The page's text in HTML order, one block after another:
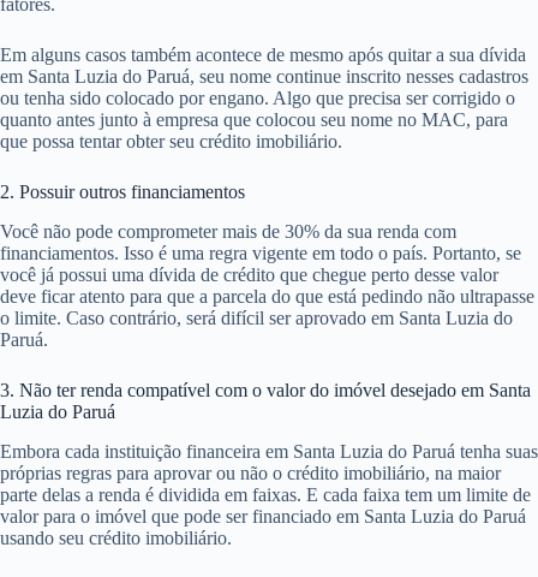
fatores.
Em alguns casos também acontece de mesmo após quitar a sua dívida
em Santa Luzia do Paruá, seu nome continue inscrito nesses cadastros
ou tenha sido colocado por engano. Algo que precisa ser corrigido o
quanto antes junto à empresa que colocou seu nome no MAC, para
que possa tentar obter seu crédito imobiliário.
2. Possuir outros financiamentos
Você não pode comprometer mais de 30% da sua renda com
financiamentos. Isso é uma regra vigente em todo o país. Portanto, se
você já possui uma dívida de crédito que chegue perto desse valor
deve ficar atento para que a parcela do que está pedindo não ultrapasse
o limite. Caso contrário, será difícil ser aprovado em Santa Luzia do
Paruá.
3. Não ter renda compatível com o valor do imóvel desejado em Santa
Luzia do Paruá
Embora cada instituição financeira em Santa Luzia do Paruá tenha suas
próprias regras para aprovar ou não o crédito imobiliário, na maior
parte delas a renda é dividida em faixas. E cada faixa tem um limite de
valor para o imóvel que pode ser financiado em Santa Luzia do Paruá
usando seu crédito imobiliário.